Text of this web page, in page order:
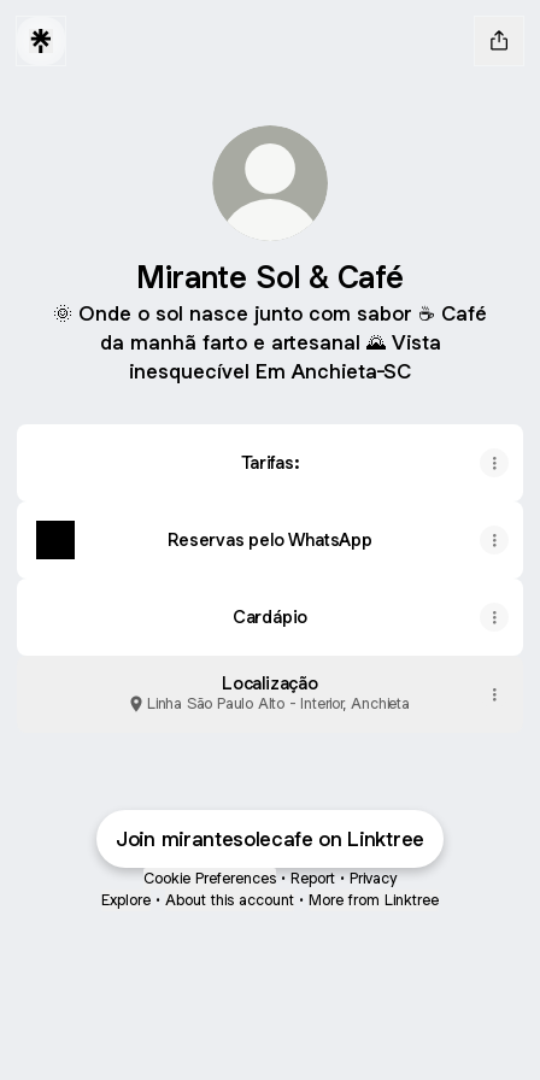
Mirante Sol & Café
🌞 Onde o sol nasce junto com sabor ☕ Café
da manhã farto e artesanal 🌄 Vista
inesquecível Em Anchieta-SC
Tarifas:
Reservas pelo WhatsApp
Cardápio
Localização
Linha São Paulo Alto - Interior, Anchieta
Join mirantesolecafe on Linktree
Cookie Preferences • Report • Privacy
Explore • About this account • More from Linktree